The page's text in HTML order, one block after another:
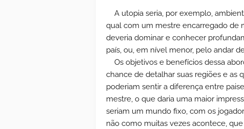
A utopia seria, por exemplo,
qual com um mestre encarregado de
deveria dominar e conhecer
país, ou, em nível menor, pelo andar
Os objetivos e benefícios dessa
chance de detalhar suas regiões e as
poderiam sentir a diferença entre
mestre, o que daria uma maior
seriam um mundo fixo, com os
não como muitas vezes acontece,